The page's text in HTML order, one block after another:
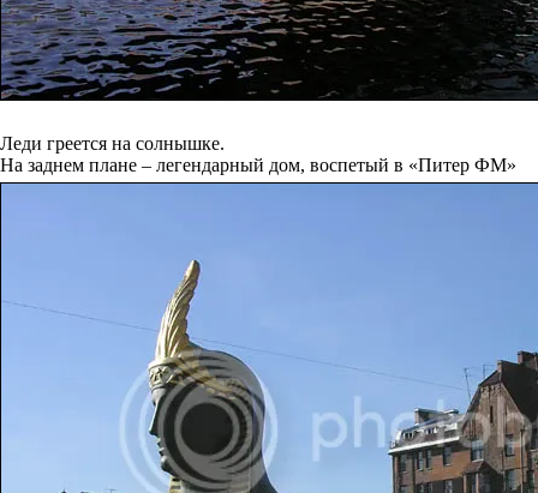
Леди греется на солнышке.
На заднем плане – легендарный дом, воспетый в «Питер ФМ»